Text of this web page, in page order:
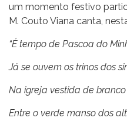
um momento festivo
M. Couto Viana canta,
“É tempo de Pascoa do
Já se ouvem os trinos dos
Na igreja vestida de branco
Entre o verde manso dos